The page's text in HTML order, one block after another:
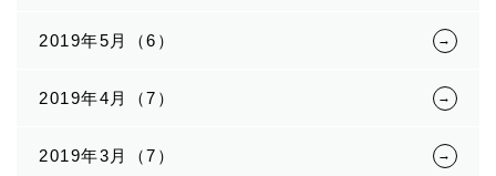
2019年5月（6）
2019年4月（7）
2019年3月（7）